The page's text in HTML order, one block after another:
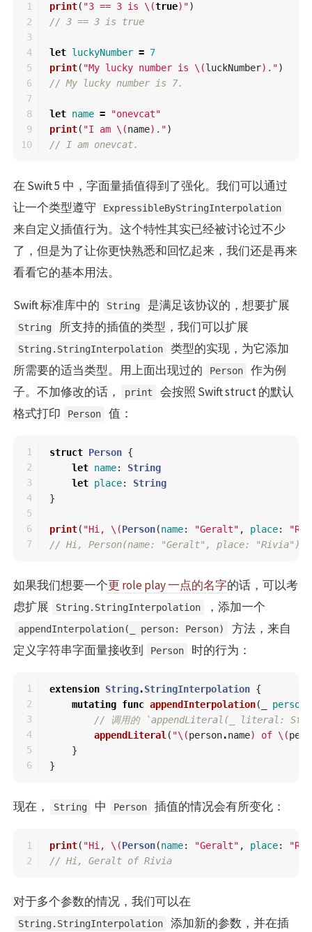
1
2
3
4
5
6
7
8
9
print( "3 == 3 is \(true) ")
// 3 == 3 is true
let luckyNumber = 7
print( "My lucky number is \(luckNumber) .")
// My lucky number is 7.
let name =
"onevcat"
print( "I am \(name) .")
// I am onevcat.
在 Swift 5 中，字面量插值得到了强化。我们可以通过
让一个类型遵守
ExpressibleByStringInterpolation
来自定义插值行为。这个特性其实已经被讨论过不少
了，但是为了让你更快熟悉和回忆起来，我们还是再来
看看它的基本用法。
Swift 标准库中的 String 是满足该协议的，想要扩展
String 所支持的插值的类型，我们可以扩展
String.StringInterpolation
类型的实现，为它添加
所需要的适当类型。用上面出现过的
Person
作为例
子。不加修改的话，
print
会按照 Swift struct 的默认
格式打印
Person 值：
1
2
3
4
5
6
struct Person {
let name:
String
let place:
String
}
print( "Hi, \(Person(name: "Geralt" , place:
// Hi, Person(name: "Geralt", place: "Rivia")
如果我们想要一个更 role play 一点的名字的话，可以考
虑扩展
String.StringInterpolation ，添加一个
appendInterpolation(_ person: Person)
方法，来自
定义字符串字面量接收到
Person 时的行为：
1
2
3
4
5
extension String.StringInterpolation {
mutating func appendInterpolation( person
// 调用的 `appendLiteral(_ literal:
appendLiteral ( "\(person.name) of \(
}
}
现在， String 中 Person 插值的情况会有所变化：
1
print( "Hi, \(Person(name: "Geralt" , place:
// Hi, Geralt of Rivia
对于多个参数的情况，我们可以在
String.StringInterpolation
添加新的参数，并在插